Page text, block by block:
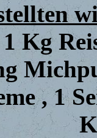
Kg
, 1